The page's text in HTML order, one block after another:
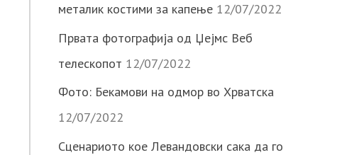
металик костими за капење 12/07/2022
Првата фотографија од Џејмс Веб
телескопот 12/07/2022
Фото: Бекамови на одмор во Хрватска
12/07/2022
Сценариото кое Левандовски сака да го